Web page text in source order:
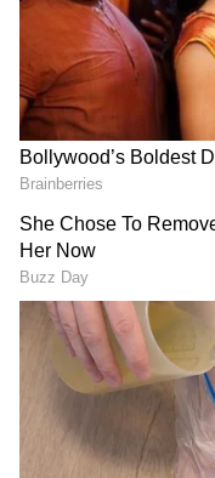
ದಕ್ಷಿಣ ಭಾರತದ
ಮೀರಿಸುವಂತೆ ಬೆಳೆದು
ಭಾರತದ ನಟರು
ಮುಗಿಬಿಳುತ್ತಿದ್ದಾರೆ.
ಫೆಸ್ಟಿವಲ್‌ಗಳಿಗೆ ಮುಖ್ಯ
ನಟರನ್ನು
ಚಿತ್ರರಂಗ ಪ್ಯಾನ್
ಬೆಳೆದು ನಿಂತಿದೆ.
ಸಮಗ್ರ ಸುದ್ದಿ